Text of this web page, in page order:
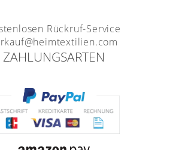
Rückruf-Service
ZAHLUNGSARTEN